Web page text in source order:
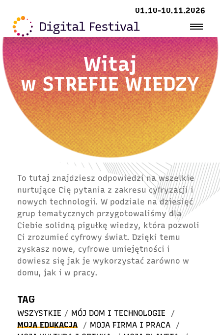
01.10-10.11.2026
Witaj
wSTREFIE WIEDZY
To tutaj znajdziesz odpowiedzi na wszelkie
nurtujące Cię pytania z zakresu cyfryzacji i
nowych technologii. W podziale na dziesięć
grup tematycznych przygotowaliśmy dla
Ciebie solidną pigułkę wiedzy, która pozwoli
Ci zrozumieć cyfrowy świat. Dzięki temu
zyskasz nowe, cyfrowe umiejętności i
dowiesz się jak je wykorzystać zarówno w
domu, jak i w pracy.
TAG
WSZYSTKIE / MÓJ DOM I TECHNOLOGIE
/
MOJA EDUKACJA
/ MOJA FIRMA I PRACA
/